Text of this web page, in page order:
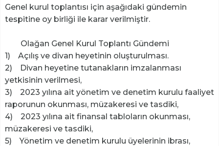
Genel kurul toplantısı için aşağıdaki gündemin
tespitine oy birliği ile karar verilmiştir.
Olağan Genel Kurul Toplantı Gündemi
1) Açılış ve divan heyetinin oluşturulması.
2) Divan heyetine tutanakların imzalanması
yetkisinin verilmesi,
3) 2023 yılına ait yönetim ve denetim kurulu faaliyet
raporunun okunması, müzakeresi ve tasdiki,
4) 2023 yılına ait finansal tabloların okunması,
müzakeresi ve tasdiki,
5) Yönetim ve denetim kurulu üyelerinin ibrası,